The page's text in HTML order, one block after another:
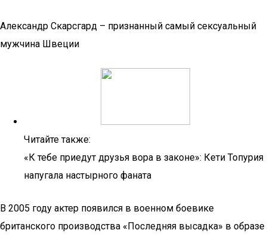
Александр Скарсгард – признанный самый сексуальный
мужчина Швеции
Читайте также:
«К тебе приедут друзья вора в законе»: Кети Топурия
напугала настырного фаната
В 2005 году актер появился в военном боевике
британского производства «Последняя высадка» в образе